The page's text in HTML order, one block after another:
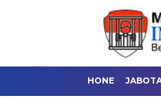
HONE